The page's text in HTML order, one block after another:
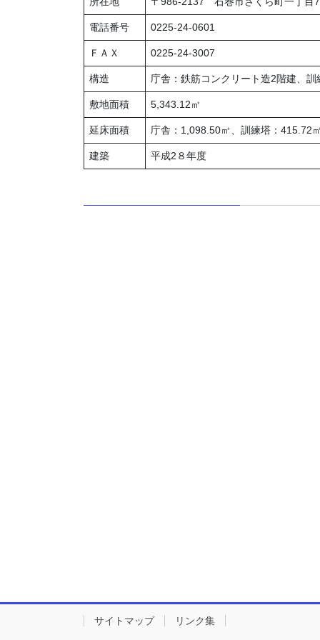
電話番号 0225-24-0601
ＦＡＸ 0225-24-3007
構造 庁舎：鉄筋コンクリート造2階建、
敷地面積 5,343.12㎡
延床面積 庁舎：1,098.50㎡、訓練塔：415.72
建築 平成2８年度
サイトマップ リンク集